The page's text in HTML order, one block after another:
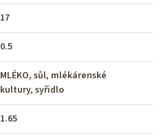
17
0.5
MLÉKO, sůl, mlékárenské
kultury, syřidlo
1.65